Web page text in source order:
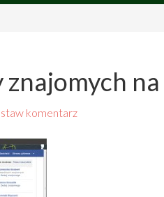
komentarz